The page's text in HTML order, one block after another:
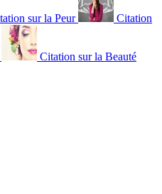
sur la Peur Citation
Citation sur la Beauté